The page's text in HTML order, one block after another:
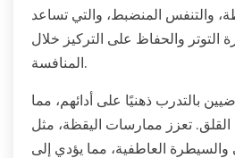
والتنفس المنضبط، والتي تساعد
التوتر والحفاظ على التركيز خلال
المنافسة.
بالتدرب ذهنيًا على أدائهم، مما
القلق. تعزز ممارسات اليقظة، مثل
والسيطرة العاطفية، مما يؤدي إلى